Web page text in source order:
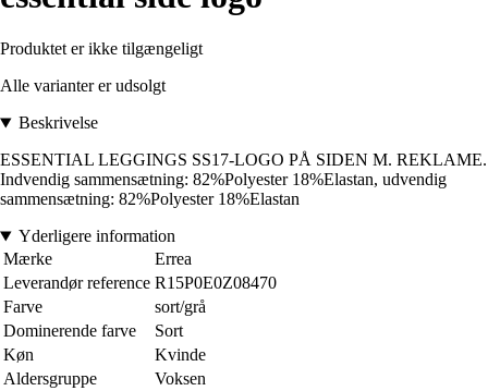
Produktet er ikke tilgængeligt
Alle varianter er udsolgt
Beskrivelse
ESSENTIAL LEGGINGS SS17-LOGO PÅ SIDEN M. REKLAME.
Indvendig sammensætning: 82%Polyester 18%Elastan, udvendig
sammensætning: 82%Polyester 18%Elastan
Yderligere information
Mærke
Errea
Leverandør reference R15P0E0Z08470
Farve
sort/grå
Dominerende farve
Sort
Køn
Kvinde
Aldersgruppe
Voksen